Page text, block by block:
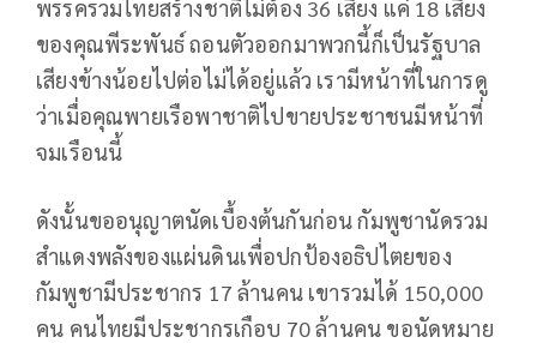
พรรครวมไทยสร้างชาติไม่ต้อง 36 เสียง แค่ 18 เสียง
ของคุณพีระพันธ์ ถอนตัวออกมาพวกนี้ก็เป็นรัฐบาล
เสียงข้างน้อยไปต่อไม่ได้อยู่แล้ว เรามีหน้าที่ในการดู
ว่าเมื่อคุณพายเรือพาชาติไปขายประชาชนมีหน้าที่
จมเรือนนี้
ดังนั้นขออนุญาตนัดเบื้องต้นกันก่อน กัมพูชานัดรวม
สำแดงพลังของแผ่นดินเพื่อปกป้องอธิปไตยของ
กัมพูชามีประชากร 17 ล้านคน เขารวมได้ 150,000
คน คนไทยมีประชากรเกือบ 70 ล้านคน ขอนัดหมาย